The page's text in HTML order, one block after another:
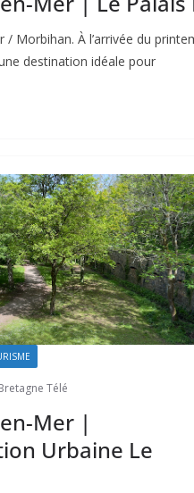
/ Morbihan. À l’arrivée du
destination idéale pour
Télé
Mer |
Urbaine Le